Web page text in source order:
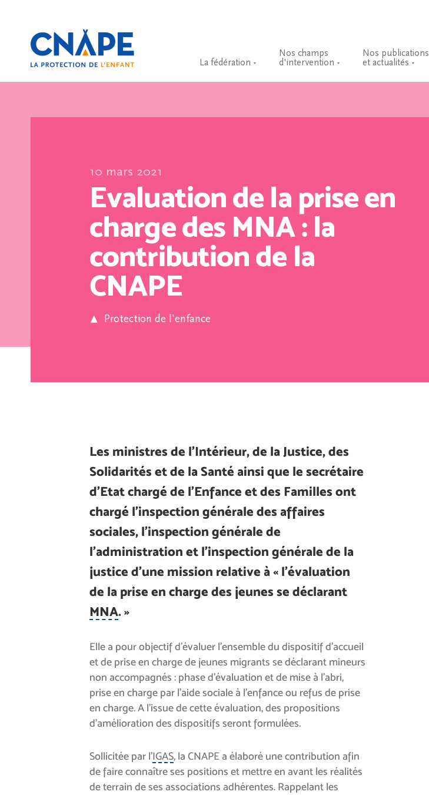
La fédération
Nos champs
d'intervention
Nos publications
et actualités
10 mars 2021
Evaluation de la prise en
charge des MNA : la
contribution de la
CNAPE
Protection de l'enfance
Les ministres de l’Intérieur, de la Justice, des
Solidarités et de la Santé ainsi que le secrétaire
d’Etat chargé de l’Enfance et des Familles ont
chargé l’inspection générale des affaires
sociales, l’inspection générale de
l’administration et l’inspection générale de la
justice d’une mission relative à « l’évaluation
de la prise en charge des jeunes se déclarant
MNA. »
Elle a pour objectif d’évaluer l’ensemble du dispositif d’accueil
et de prise en charge de jeunes migrants se déclarant mineurs
non accompagnés : phase d’évaluation et de mise à l’abri,
prise en charge par l’aide sociale à l’enfance ou refus de prise
en charge. A l’issue de cette évaluation, des propositions
d’amélioration des dispositifs seront formulées.
Sollicitée par l’IGAS, la CNAPE a élaboré une contribution afin
de faire connaître ses positions et mettre en avant les réalités
de terrain de ses associations adhérentes. Rappelant les